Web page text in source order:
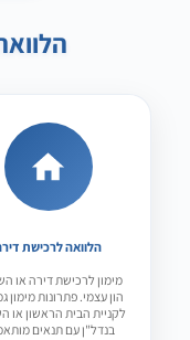
הלוואה לרכישת
מימון לרכישת דירה או
הון עצמי. פתרונות מימון
לקניית הבית הראשון או
בנדל"ן עם תנאים